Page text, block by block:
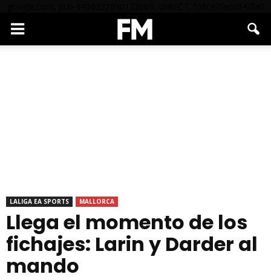
LALIGA EA SPORTS MALLORCA
Llega el momento de los
fichajes: Larin y Darder al
mando